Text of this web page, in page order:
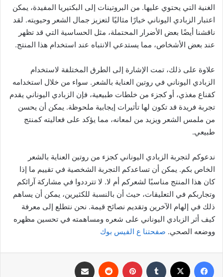
الغنية التي يحتوي عليها. من البروتينات إلى البكتيريا المفيدة، يمكن
اعتبار الزبادي اليوناني خيارًا مثاليًا لتعزيز جمال الشعر وحيويته. لقد
ناقشنا أيضًا بعض الأضرار المحتملة، مثل الحساسية التي قد تظهر
عند بعض الأشخاص، مما يستدعي الانتباه عند استخدام هذا المنتج.
علاوة على ذلك، تمت الإشارة إلى الطرق المختلفة لاستخدام
الزبادي اليوناني في روتين العناية بالشعر. سواء من خلال استخدامه
كقناع مغذي، أو كجزء من خلطات طبيعية، فإن الزبادي اليوناني يقدم
تجربة فريدة قد تكون لها تأثيرات إيجابية ملحوظة. يمكن أن يحسن
من ملمس الشعر ويزيد من لمعانه، مما يؤكد على فعاليته كمنتج
طبيعي.
ندعوكم لتجربة الزبادي اليوناني كجزء من روتين العناية بالشعر
الخاص بكم. يمكن أن تساعدكم التجربة الشخصية في تقييم ما إذا
كان هذا المنتج مناسبًا لشعركم أم لا. لا تترددوا في مشاركة آرائكم
وتجاربكم في التعليقات، حيث أن بالنسبة للكثيرين، يمكن أن يساهم
ذلك في إلهام الآخرين وتقديم نصائح قيمة. نحن نتطلع إلى معرفة
كيف أثر الزبادي اليوناني على شعره ومساهمته في تحسين مظهره
ووضعه الصحي. صفحتنا ع الفيس بوك
فيسبوك بينتيريست